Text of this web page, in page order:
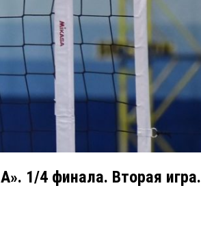
1/4 финала. Вторая игра.